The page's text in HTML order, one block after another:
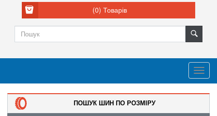
(0) Товарів
ПОШУК ШИН ПО РОЗМІРУ